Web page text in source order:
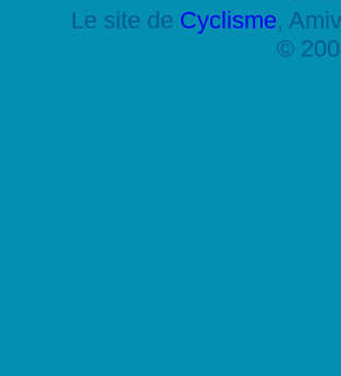
Le site de Cyclisme,
©